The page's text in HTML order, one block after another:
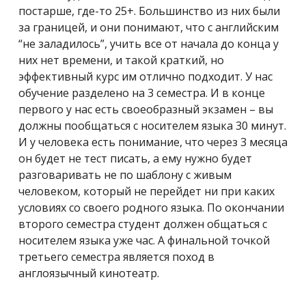
постарше, где-то 25+. Большинство из них были
за границей, и они понимают, что с английским
“не заладилось”, учить все от начала до конца у
них нет времени, и такой краткий, но
эффективный курс им отлично подходит. У нас
обучение разделено на 3 семестра. И в конце
первого у нас есть своеобразный экзамен – вы
должны пообщаться с носителем языка 30 минут.
И у человека есть понимание, что через 3 месяца
он будет не тест писать, а ему нужно будет
разговаривать не по шаблону с живым
человеком, который не перейдет ни при каких
условиях со своего родного языка. По окончании
второго семестра студент должен общаться с
носителем языка уже час. А финальной точкой
третьего семестра является поход в
англоязычный кинотеатр.